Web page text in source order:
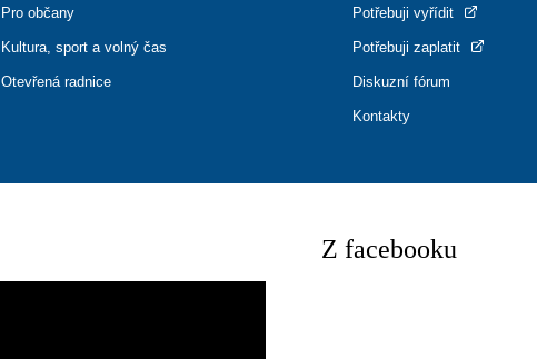
Pro občany
Kultura, sport a volný čas
Otevřená radnice
Potřebuji vyřídit
Potřebuji zaplatit
Diskuzní fórum
Kontakty
Z facebooku